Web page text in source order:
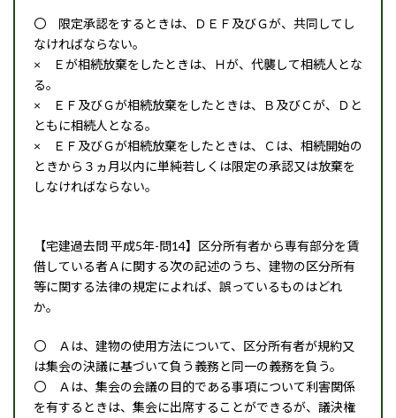
〇 限定承認をするときは、ＤＥＦ及びＧが、共同してし
なければならない。
× Ｅが相続放棄をしたときは、Ｈが、代襲して相続人とな
る。
× ＥＦ及びＧが相続放棄をしたときは、Ｂ及びＣが、Ｄと
ともに相続人となる。
× ＥＦ及びＧが相続放棄をしたときは、Ｃは、相続開始の
ときから３ヵ月以内に単純若しくは限定の承認又は放棄を
しなければならない。
【宅建過去問 平成5年-問14】区分所有者から専有部分を賃
借している者Ａに関する次の記述のうち、建物の区分所有
等に関する法律の規定によれば、誤っているものはどれ
か。
〇 Ａは、建物の使用方法について、区分所有者が規約又
は集会の決議に基づいて負う義務と同一の義務を負う。
〇 Ａは、集会の会議の目的である事項について利害関係
を有するときは、集会に出席することができるが、議決権